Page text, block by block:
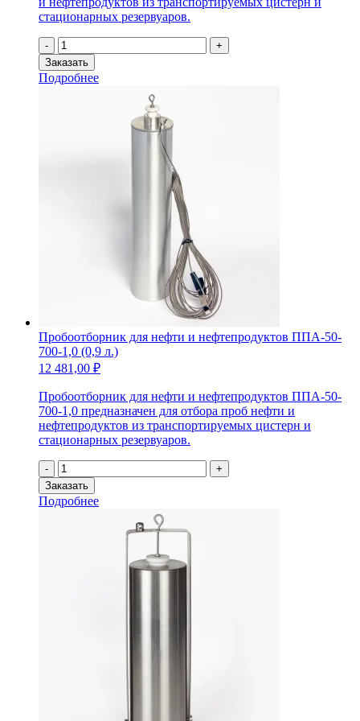
стационарных резервуаров.
-
Количество
товара
Пробоотборник
для
нефтепродуктов
+
Заказать
Подробнее
Пробоотборник для нефти и нефтепродуктов ППА-50-
700-1,0 (0,9 л.)
12 481,00 ₽
Пробоотборник для нефти и нефтепродуктов ППА-50-
700-1,0 предназначен для отбора проб нефти и
нефтепродуктов из транспортируемых цистерн и
стационарных резервуаров.
-
Количество
товара
Пробоотборник
для
нефтепродуктов
+
Заказать
Подробнее